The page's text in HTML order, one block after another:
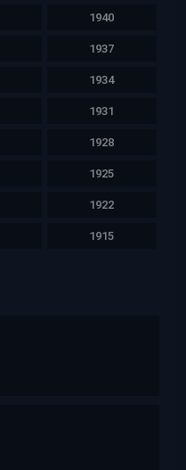
1940
1937
1934
1931
1928
1925
1922
1915